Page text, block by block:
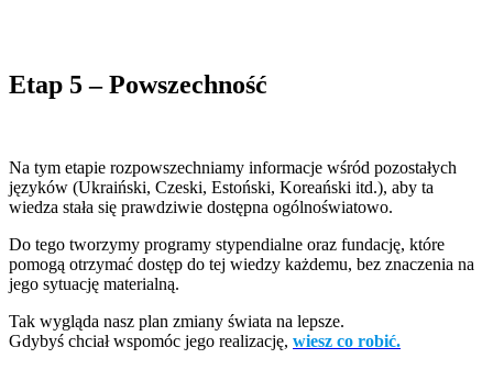
Etap 5 – Powszechność
Na tym etapie rozpowszechniamy informacje wśród pozostałych
języków (Ukraiński, Czeski, Estoński, Koreański itd.), aby ta
wiedza stała się prawdziwie dostępna ogólnoświatowo.
Do tego tworzymy programy stypendialne oraz fundację, które
pomogą otrzymać dostęp do tej wiedzy każdemu, bez znaczenia na
jego sytuację materialną.
Tak wygląda nasz plan zmiany świata na lepsze.
Gdybyś chciał wspomóc jego realizację, wiesz co robić.